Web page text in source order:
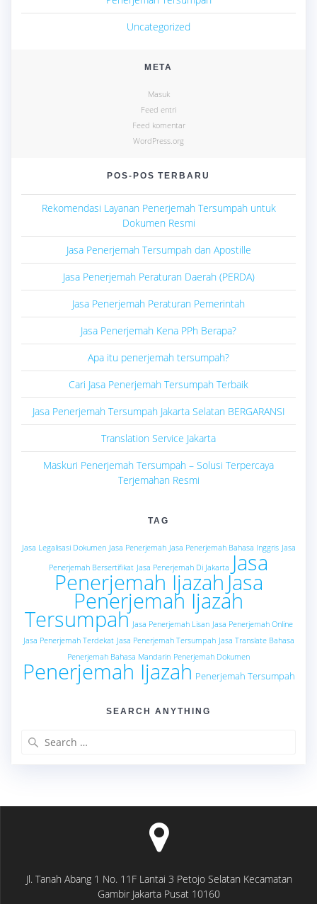
Uncategorized
META
Masuk
Feed entri
Feed komentar
WordPress.org
POS-POS TERBARU
Rekomendasi Layanan Penerjemah Tersumpah untuk
Dokumen Resmi
Jasa Penerjemah Tersumpah dan Apostille
Jasa Penerjemah Peraturan Daerah (PERDA)
Jasa Penerjemah Peraturan Pemerintah
Jasa Penerjemah Kena PPh Berapa?
Apa itu penerjemah tersumpah?
Cari Jasa Penerjemah Tersumpah Terbaik
Jasa Penerjemah Tersumpah Jakarta Selatan BERGARANSI
Translation Service Jakarta
Maskuri Penerjemah Tersumpah – Solusi Terpercaya
Terjemahan Resmi
TAG
Jasa Legalisasi Dokumen Jasa Penerjemah Jasa Penerjemah Bahasa Inggris Jasa
Penerjemah Bersertifikat Jasa Penerjemah Di Jakarta Jasa
Penerjemah Ijazah Jasa
Penerjemah Ijazah
Tersumpah Jasa Penerjemah Lisan Jasa Penerjemah Online
Jasa Penerjemah Terdekat Jasa Penerjemah Tersumpah Jasa Translate Bahasa
Penerjemah Bahasa Mandarin Penerjemah Dokumen
Penerjemah Ijazah Penerjemah Tersumpah
SEARCH ANYTHING
Jl. Tanah Abang 1 No. 11F Lantai 3 Petojo Selatan Kecamatan
Gambir Jakarta Pusat 10160